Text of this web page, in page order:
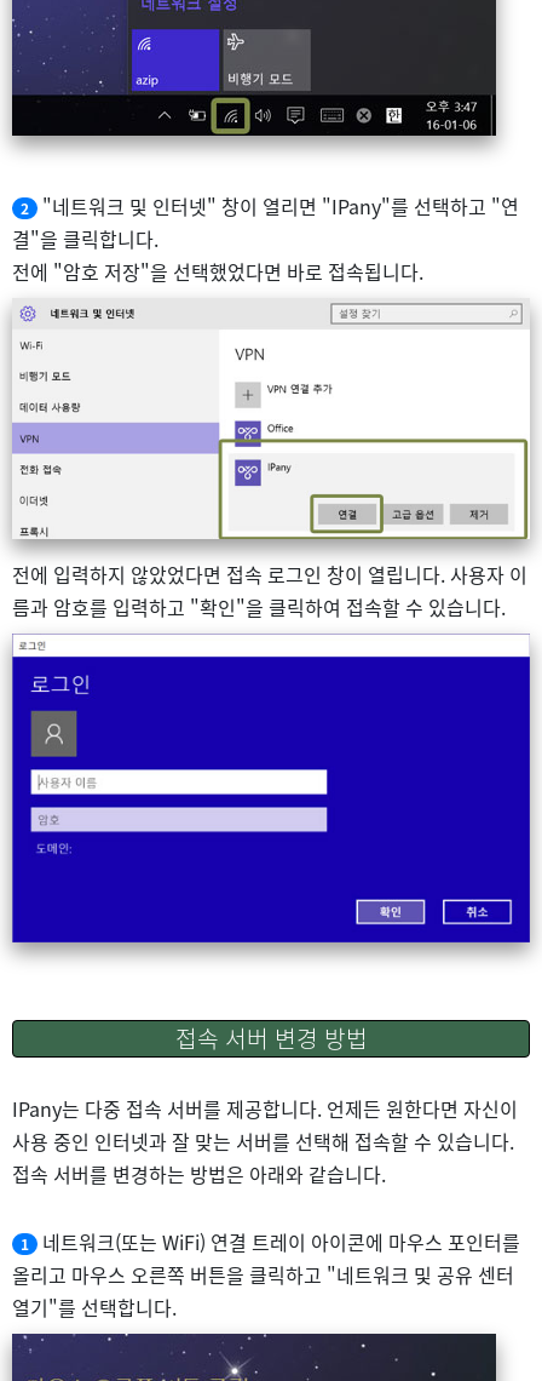
2
"네트워크 및 인터넷" 창이 열리면 "IPany"를 선택하고 "연
결"을 클릭합니다.
전에 "암호 저장"을 선택했었다면 바로 접속됩니다.
전에 입력하지 않았었다면 접속 로그인 창이 열립니다. 사용자 이
름과 암호를 입력하고 "확인"을 클릭하여 접속할 수 있습니다.
접속 서버 변경 방법
IPany는 다중 접속 서버를 제공합니다. 언제든 원한다면 자신이
사용 중인 인터넷과 잘 맞는 서버를 선택해 접속할 수 있습니다.
접속 서버를 변경하는 방법은 아래와 같습니다.
1
네트워크(또는 WiFi) 연결 트레이 아이콘에 마우스 포인터를
올리고 마우스 오른쪽 버튼을 클릭하고 "네트워크 및 공유 센터
열기"를 선택합니다.